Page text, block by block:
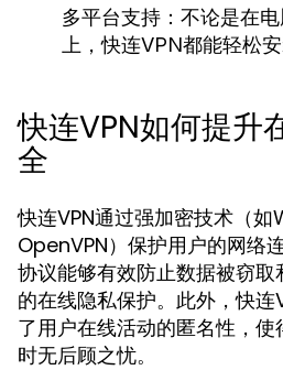
多平台支持： 不论是在
上，快连VPN都能轻松安
快连VPN如何提升
全
快连VPN通过强加密技术（
OpenVPN）保护用户的网络
协议能够有效防止数据被窃
的在线隐私保护。此外，快连
了用户在线活动的匿名性，
时无后顾之忧。